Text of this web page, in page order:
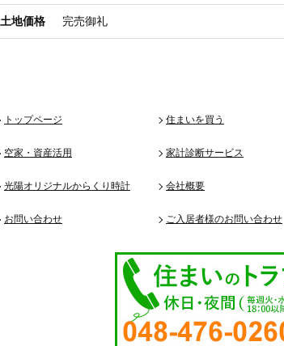
土地価格 完売御礼
トップページ 住まいを買う
空家・資産活用 家計診断サービス
光陽オリジナルからくり時計 会社概要
お問い合わせ ご入居者様のお問い合わせ